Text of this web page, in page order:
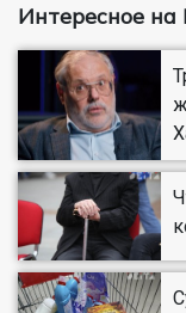
Интересное на